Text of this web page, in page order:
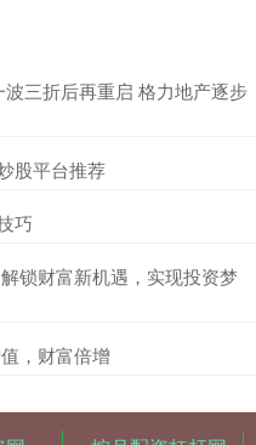
三折后再重启 格力地产逐步
股平台推荐
巧
锁财富新机遇，实现投资梦
，财富倍增